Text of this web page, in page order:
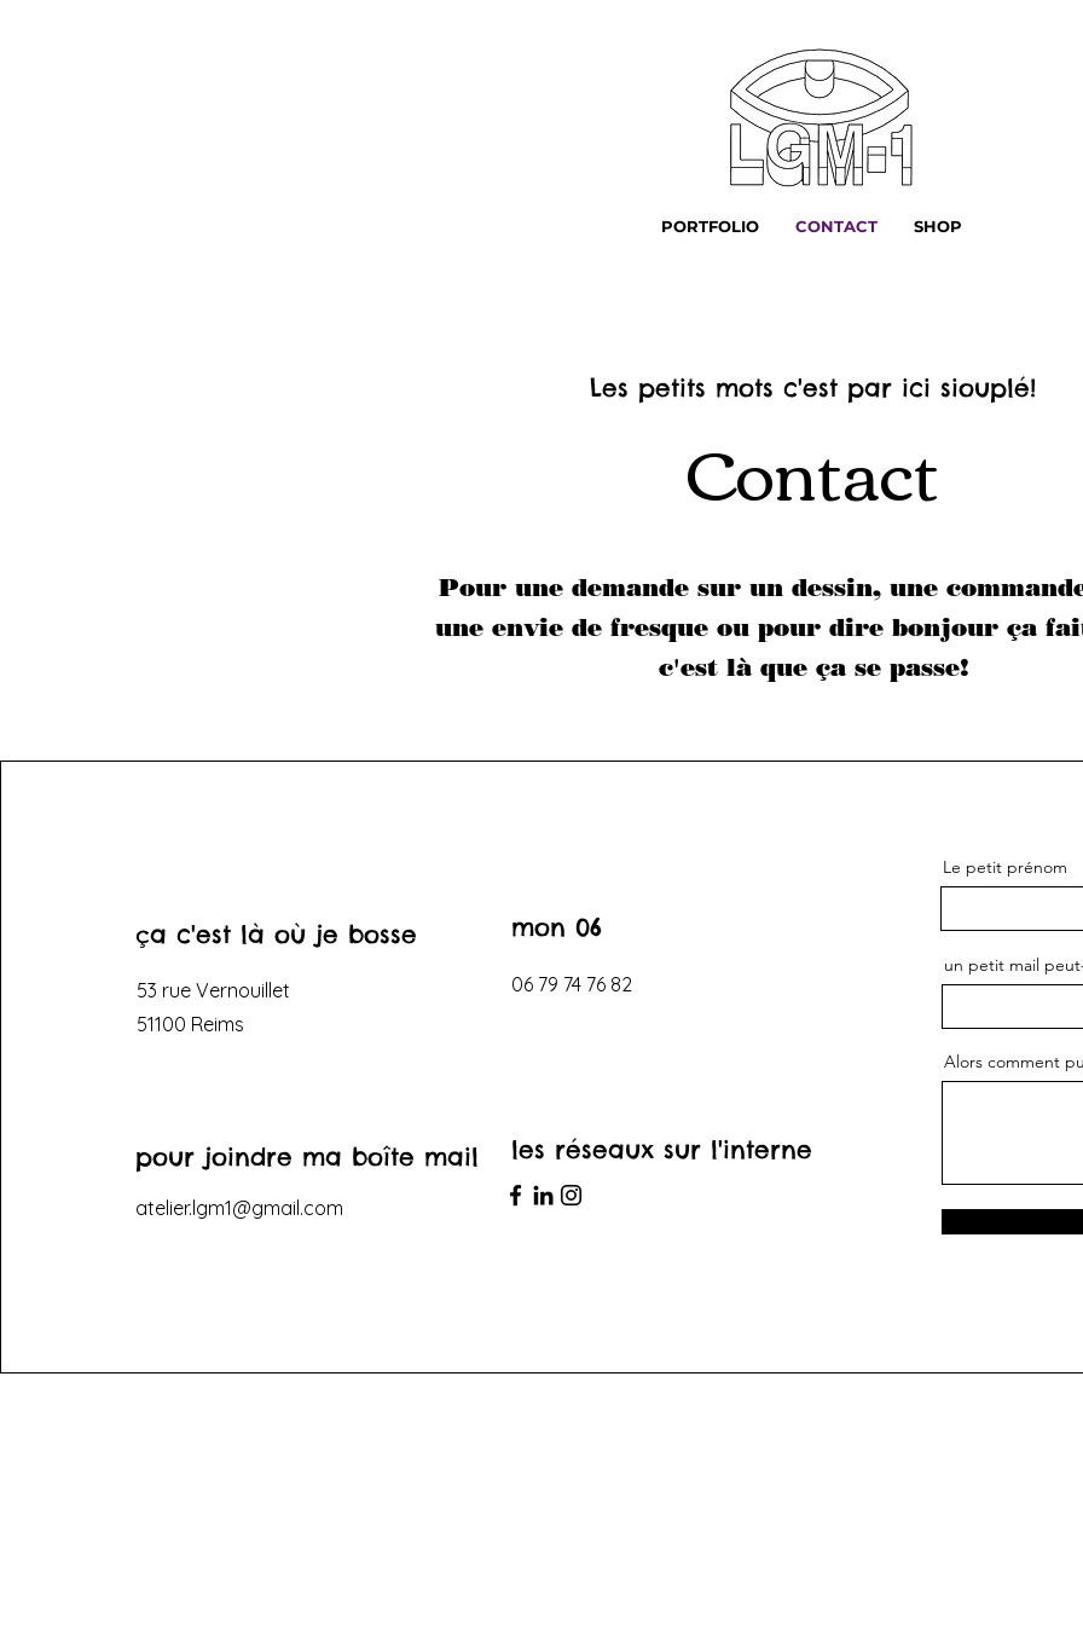
PORTFOLIO CONTACT SHOP
Les petits mots c'est par ici siouplé!
Contact
Pour une demande sur un dessin, une
une envie de fresque ou pour dire bonjour ça
c'est là que ça se passe!
ça c'est là où je bosse
53 rue Vernouillet
51100 Reims
pour joindre ma boîte mail
atelier.lgm1@gmail.com
mon 06
06 79 74 76 82
les réseaux sur l'internet
Le petit prénom
un petit mail
Alors comment